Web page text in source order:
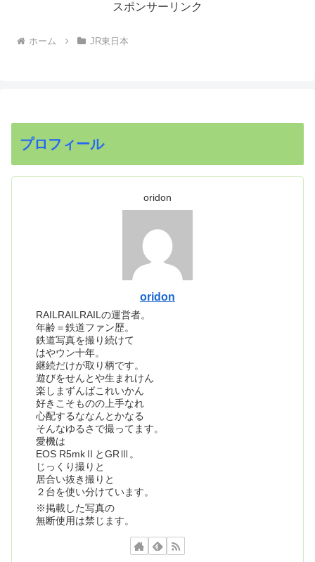
スポンサーリンク
ホーム JR東日本
プロフィール
oridon
oridon
RAILRAILRAILの運営者。
年齢＝鉄道ファン歴。
鉄道写真を撮り続けて
はやウン十年。
継続だけが取り柄です。
遊びをせんとや生まれけん
楽しまずんばこれいかん
好きこそものの上手なれ
心配するななんとかなる
そんなゆるさで撮ってます。
愛機は
EOS R5mkⅡとGRⅢ。
じっくり撮りと
居合い抜き撮りと
２台を使い分けています。
※掲載した写真の
無断使用は禁じます。